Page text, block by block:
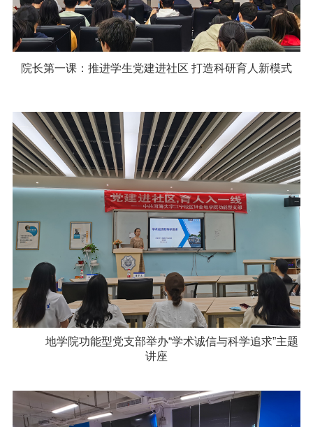
院长第一课：推进学生党建进社区 打造科研育人新模式
地学院功能型党支部举办“学术诚信与科学追求”主题
讲座